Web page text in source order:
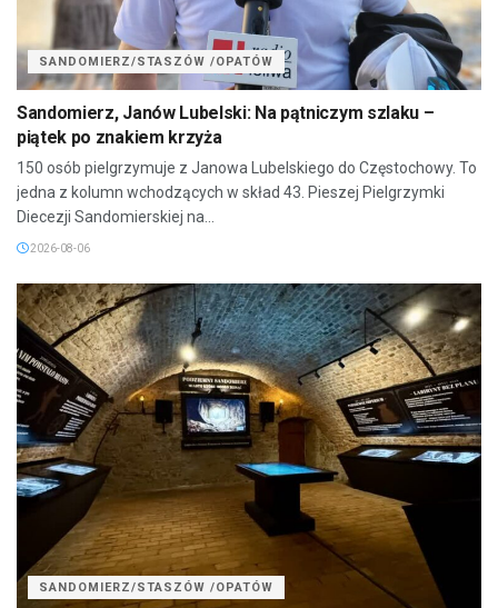
SANDOMIERZ/STASZÓW /OPATÓW
Sandomierz, Janów Lubelski: Na pątniczym szlaku –
piątek po znakiem krzyża
150 osób pielgrzymuje z Janowa Lubelskiego do Częstochowy. To
jedna z kolumn wchodzących w skład 43. Pieszej Pielgrzymki
Diecezji Sandomierskiej na...
2026-08-06
SANDOMIERZ/STASZÓW /OPATÓW